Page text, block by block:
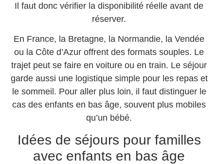
Il faut donc vérifier la disponibilité réelle avant de
réserver.
En France, la Bretagne, la Normandie, la Vendée
ou la Côte d’Azur offrent des formats souples. Le
trajet peut se faire en voiture ou en train. Le séjour
garde aussi une logistique simple pour les repas et
le sommeil. Pour aller plus loin, il faut distinguer le
cas des enfants en bas âge, souvent plus mobiles
qu’un bébé.
Idées de séjours pour familles
avec enfants en bas âge